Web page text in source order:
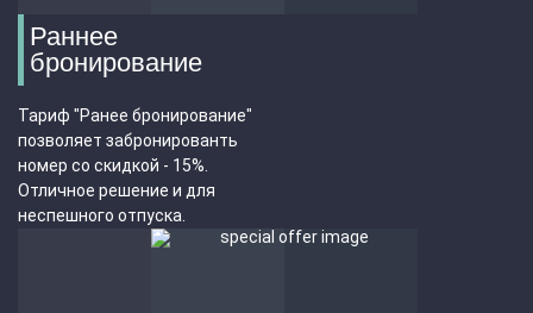
Раннее
бронирование
Тариф "Ранее бронирование"
позволяет забронированть
номер со скидкой - 15%.
Отличное решение и для
неспешного отпуска.